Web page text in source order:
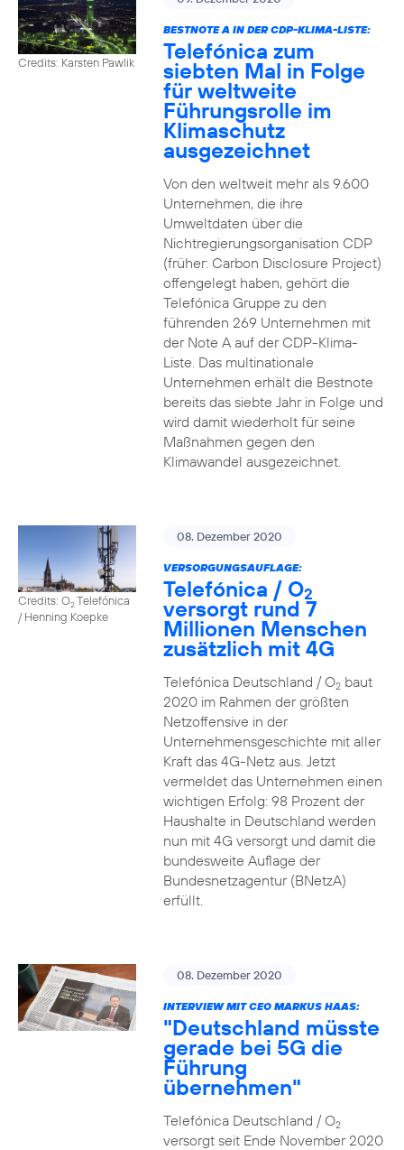
Credits: Karsten Pawlik
BESTNOTE A IN DER CDP-KLIMA-LISTE:
Telefónica zum
siebten Mal in Folge
für weltweite
Führungsrolle im
Klimaschutz
ausgezeichnet
Von den weltweit mehr als 9.600
Unternehmen, die ihre
Umweltdaten über die
Nichtregierungsorganisation CDP
(früher: Carbon Disclosure Project)
offengelegt haben, gehört die
Telefónica Gruppe zu den
führenden 269 Unternehmen mit
der Note A auf der CDP-Klima-
Liste. Das multinationale
Unternehmen erhält die Bestnote
bereits das siebte Jahr in Folge und
wird damit wiederholt für seine
Maßnahmen gegen den
Klimawandel ausgezeichnet.
Credits: O2Telefónica
/ Henning Koepke
08. Dezember 2020
VERSORGUNGSAUFLAGE:
Telefónica / O2
versorgt rund 7
Millionen Menschen
zusätzlich mit 4G
Telefónica Deutschland / O2baut
2020 im Rahmen der größten
Netzoffensive in der
Unternehmensgeschichte mit aller
Kraft das 4G-Netz aus. Jetzt
vermeldet das Unternehmen einen
wichtigen Erfolg: 98 Prozent der
Haushalte in Deutschland werden
nun mit 4G versorgt und damit die
bundesweite Auflage der
Bundesnetzagentur (BNetzA)
erfüllt.
08. Dezember 2020
INTERVIEW MIT CEO MARKUS HAAS:
"Deutschland müsste
gerade bei 5G die
Führung
übernehmen"
Telefónica Deutschland / O2
versorgt seit Ende November 2020